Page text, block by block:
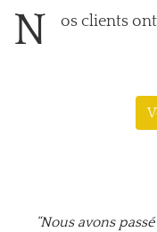
N
os clients
“Nous avons